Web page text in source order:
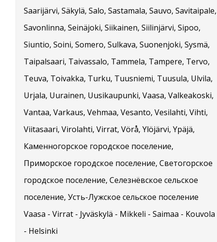
Saarijärvi, Säkylä, Salo, Sastamala, Sauvo, Savitaipale,
Savonlinna, Seinäjoki, Siikainen, Siilinjärvi, Sipoo,
Siuntio, Soini, Somero, Sulkava, Suonenjoki, Sysmä,
Taipalsaari, Taivassalo, Tammela, Tampere, Tervo,
Teuva, Toivakka, Turku, Tuusniemi, Tuusula, Ulvila,
Urjala, Uurainen, Uusikaupunki, Vaasa, Valkeakoski,
Vantaa, Varkaus, Vehmaa, Vesanto, Vesilahti, Vihti,
Viitasaari, Virolahti, Virrat, Vörå, Ylöjärvi, Ypäjä,
Каменногорское городское поселение,
Приморское городское поселение, Светогорское
городское поселение, Селезнёвское сельское
поселение, Усть-Лужское сельское поселение
Vaasa - Virrat - Jyväskylä - Mikkeli - Saimaa - Kouvola
- Helsinki